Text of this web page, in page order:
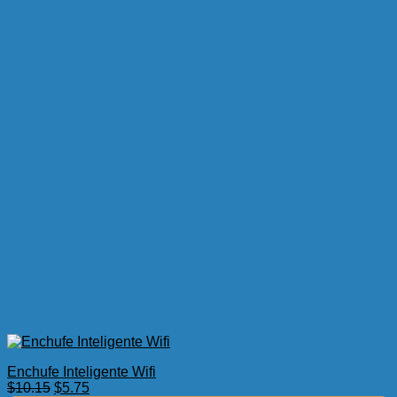
Enchufe Inteligente Wifi
$10.15 El
$5.75El